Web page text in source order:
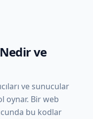
ve
ve sunucular
oynar. Bir web
bu kodlar